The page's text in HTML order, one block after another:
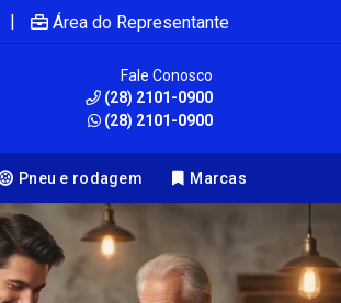
| Área do Representante
Fale Conosco
(28) 2101-0900
(28) 2101-0900
Pneu e rodagem Marcas